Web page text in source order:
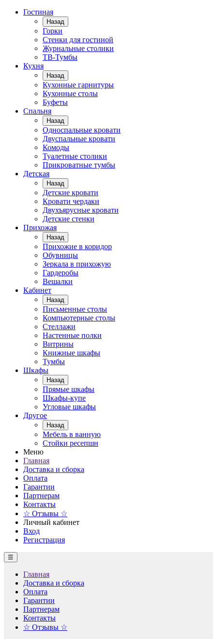
Гостиная
Назад
Горки
Стенки для гостиной
Журнальные столики
TВ-Тумбы
Кухня
Назад
Кухонные гарнитуры
Кухонные столы
Буфеты
Спальня
Назад
Односпальные кровати
Двуспальные кровати
Комоды
Туалетные столики
Прикроватные тумбы
Детская
Назад
Детские кровати
Кровати чердаки
Двухъярусные кровати
Детские стенки
Прихожая
Назад
Прихожие в коридор
Обувницы
Зеркала в прихожую
Гардеробы
Вешалки
Кабинет
Назад
Письменные столы
Компьютерные столы
Стеллажи
Настенные полки
Витрины
Книжные шкафы
Тумбы
Шкафы
Назад
Прямые шкафы
Шкафы-купе
Угловые шкафы
Другое
Назад
Мебель в ванную
Стойки ресепшн
Меню
Главная
Доставка и сборка
Оплата
Гарантии
Партнерам
Контакты
☆ Отзывы ☆
Личный кабинет
Вход
Регистрация
☰
Главная
Доставка и сборка
Оплата
Гарантии
Партнерам
Контакты
☆ Отзывы ☆